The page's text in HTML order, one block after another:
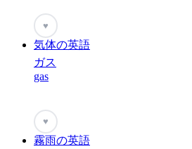
♥
気体の英語
ガス
gas
♥
霧雨の英語